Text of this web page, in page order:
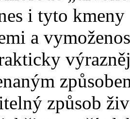
i tyto
a
způsob